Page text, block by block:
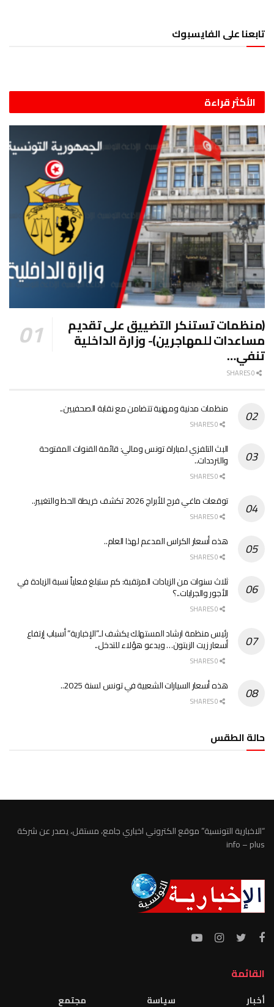
تابعنا على الفايسبوك
الأكثر قراءة
(منظمات تستنكر التضييق على تقديم
مساعدات للمهاجرين)- وزارة الداخلية
تنفي…
منظمات مدنية ومهنية تتضامن مع نقابة الصحفيين..
البث التلفزي لمباراة تونس ومالي: قائمة القنوات المفتوحة
والترددات..
توقعات ماغي فرح للأبراج 2026 تكشف خريطة الحظ والتغيير..
هذه أسعار الكراس المدعم لهذا العام..
ثلاث سنوات من الزيادات المرتقبة: كم ستبلغ فعلياً نسبة الزيادة في
الأجور والجرايات..؟
رئيس منظمة ارشاد المستهلك يكشف لـ”الإخبارية” أسباب إرتفاع
أسعار زيت الزيتون… ويدعو هؤلاء للتدخل..
هذه أسعار السيارات الشعبية في تونس لسنة 2025..
حالة الطقس
“الاخبارية التونسية” موقع الكتروني اخباري جامع، مستقل، يصدر عن شركة
info – plus
القائمة
أخبار سياسة مجتمع